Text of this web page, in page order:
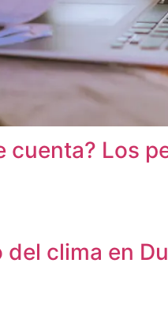
Los
clima en